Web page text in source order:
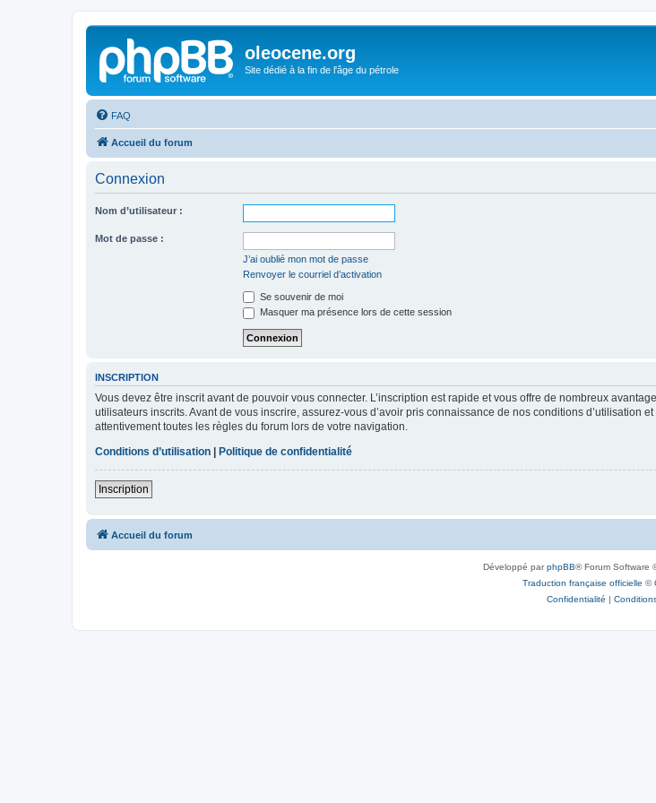
oleocene.org
Site dédié à la fin de l'âge du pétrole
FAQ
Accueil du forum
Connexion
Nom d’utilisateur :
Mot de passe :
J’ai oublié mon mot de passe
Renvoyer le courriel d’activation
Se souvenir de moi
Masquer ma présence lors de cette session
INSCRIPTION
Vous devez être inscrit avant de pouvoir vous connecter. L’inscription est rapide et vous offre de nombreux
utilisateurs inscrits. Avant de vous inscrire, assurez-vous d’avoir pris connaissance de nos conditions
attentivement toutes les règles du forum lors de votre navigation.
Conditions d’utilisation
Politique de confidentialité
Inscription
Accueil du forum
Développé parphpBB® Forum Software
Traduction française officielle ©
Confidentialité |